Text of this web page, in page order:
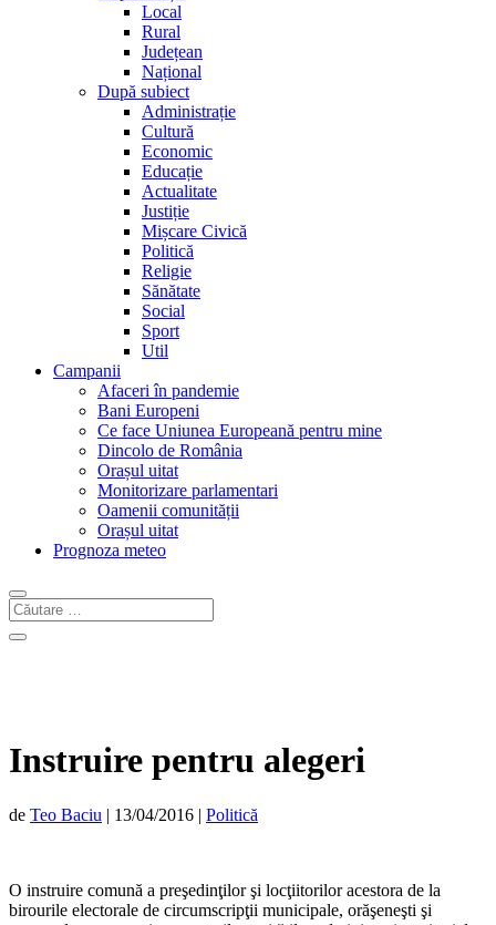
Local
Rural
Județean
Național
După subiect
Administrație
Cultură
Economic
Educație
Actualitate
Justiție
Mișcare Civică
Politică
Religie
Sănătate
Social
Sport
Util
Campanii
Afaceri în pandemie
Bani Europeni
Ce face Uniunea Europeană pentru mine
Dincolo de România
Orașul uitat
Monitorizare parlamentari
Oamenii comunității
Orașul uitat
Prognoza meteo
Instruire pentru alegeri
de Teo Baciu | 13/04/2016 | Politică
O instruire comună a preşedinţilor şi locţiitorilor acestora de la
birourile electorale de circumscripţii municipale, orăşeneşti şi